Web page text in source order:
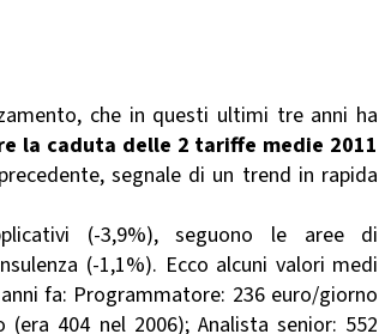
che in questi ultimi tre anni ha
la caduta delle 2 tariffe medie 2011
segnale di un trend in rapida
(-3,9%), seguono le aree di
(-1,1%). Ecco alcuni valori medi
fa: Programmatore: 236 euro/giorno
404 nel 2006); Analista senior: 552